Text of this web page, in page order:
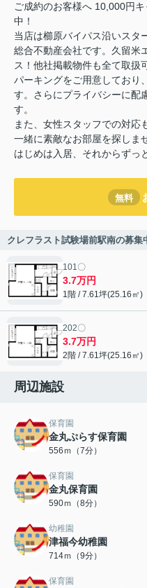
ご成約のお客様へ 10,000円
中！
当店は櫛原バイパス沿いスタ
総合不動産会社です。久留米
ス！他社掲載物件も全て取扱
パーキングをご用意しており
す。さらにプライバシーに配
す。
また、女性スタッフでの対応
一緒に素敵なお部屋を探しま
はじめは入居、それからずっ
無料
クレフラスト試験場前駅南の募集
101〇
3.7万円
1階 / 7.61坪(25.16㎡)
202〇
3.7万円
2階 / 7.61坪(25.16㎡)
周辺施設
保育園
金丸ぷらす保育園
556ｍ（7分）
保育園
金丸保育園
590ｍ（8分）
幼稚園
津福今幼稚園
714ｍ（9分）
保育園